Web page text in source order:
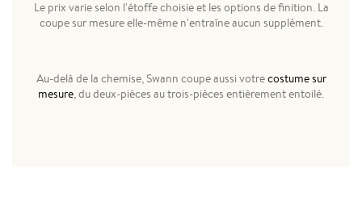
Le prix varie selon l'étoffe choisie et les options de finition. La
coupe sur mesure elle-même n'entraîne aucun supplément.
Au-delà de la chemise, Swann coupe aussi votrecostume sur
mesure, du deux-pièces au trois-pièces entièrement entoilé.